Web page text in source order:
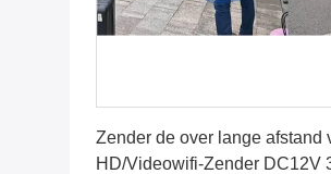
Zender de over lange afstand
HD/Videowifi-Zender DC12V